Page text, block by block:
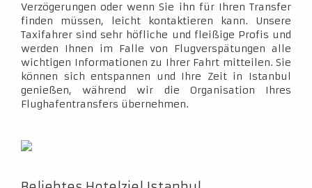
Verzögerungen oder wenn Sie ihn für Ihren Transfer
finden müssen, leicht kontaktieren kann. Unsere
Taxifahrer sind sehr höfliche und fleißige Profis und
werden Ihnen im Falle von Flugverspätungen alle
wichtigen Informationen zu Ihrer Fahrt mitteilen. Sie
können sich entspannen und Ihre Zeit in Istanbul
genießen, während wir die Organisation Ihres
Flughafentransfers übernehmen.